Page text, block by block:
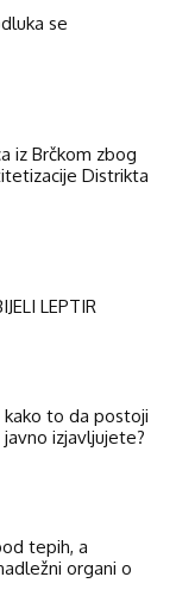
se
iz Brčkom zbog
Distrikta
LEPTIR
kako to da postoji
izjavljujete?
tepih, a
organi o